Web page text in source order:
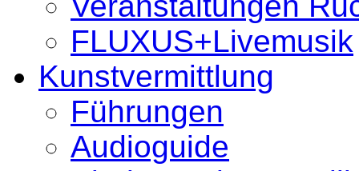
FLUXUS+Livemusik
Kunstvermittlung
Führungen
Audioguide